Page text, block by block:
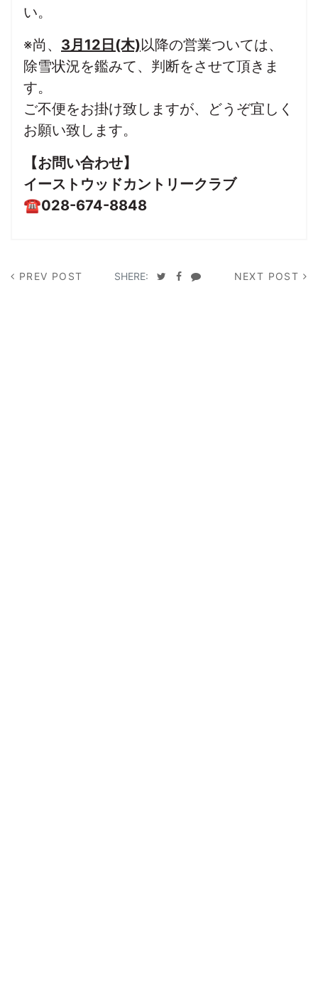
い。
※尚、 3月12日(木)以降の営業ついては、
除雪状況を鑑みて、判断をさせて頂きま
す。
ご不便をお掛け致しますが、どうぞ宜しく
お願い致します。
【お問い合わせ】
イーストウッドカントリークラブ
☎028-674-8848
PREV POST SHERE: NEXT POST